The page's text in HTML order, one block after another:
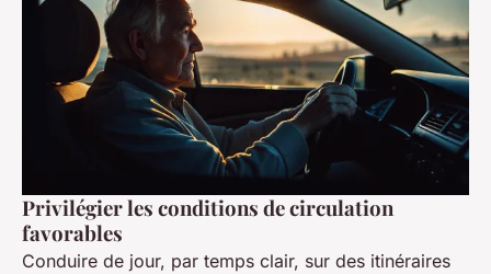
Privilégier les conditions de circulation
favorables
Conduire de jour, par temps clair, sur des itinéraires